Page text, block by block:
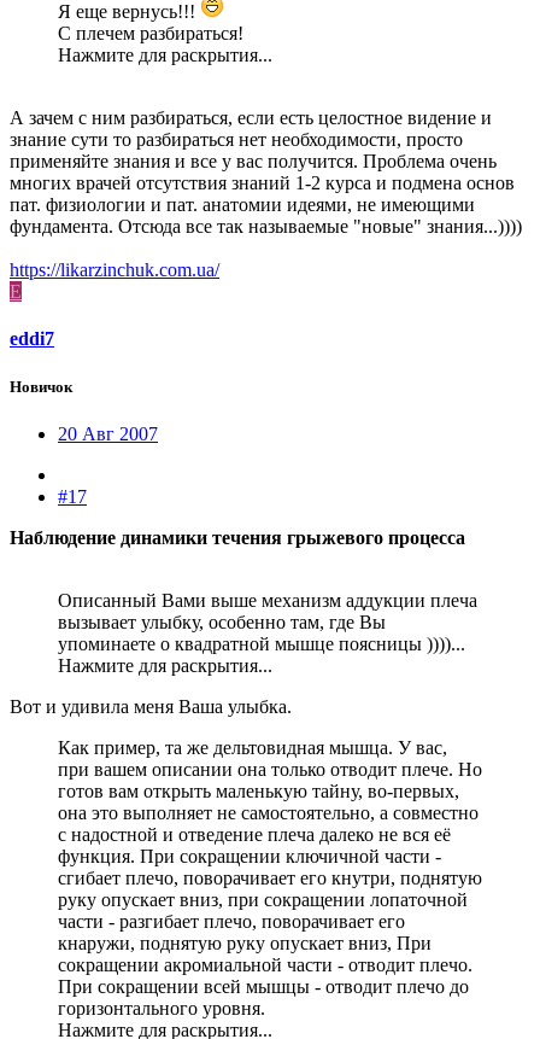
Я еще вернусь!!!
С плечем разбираться!
Нажмите для раскрытия...
А зачем с ним разбираться, если есть целостное видение и
знание сути то разбираться нет необходимости, просто
применяйте знания и все у вас получится. Проблема очень
многих врачей отсутствия знаний 1-2 курса и подмена основ
пат. физиологии и пат. анатомии идеями, не имеющими
фундамента. Отсюда все так называемые "новые" знания...))))
https://likarzinchuk.com.ua/
E
eddi7
Новичок
20 Авг 2007
#17
Наблюдение динамики течения грыжевого процесса
Описанный Вами выше механизм аддукции плеча
вызывает улыбку, особенно там, где Вы
упоминаете о квадратной мышце поясницы ))))...
Нажмите для раскрытия...
Вот и удивила меня Ваша улыбка.
Как пример, та же дельтовидная мышца. У вас,
при вашем описании она только отводит плече. Но
готов вам открыть маленькую тайну, во-первых,
она это выполняет не самостоятельно, а совместно
с надостной и отведение плеча далеко не вся её
функция. При сокращении ключичной части -
сгибает плечо, поворачивает его кнутри, поднятую
руку опускает вниз, при сокращении лопаточной
части - разгибает плечо, поворачивает его
кнаружи, поднятую руку опускает вниз, При
сокращении акромиальной части - отводит плечо.
При сокращении всей мышцы - отводит плечо до
горизонтального уровня.
Нажмите для раскрытия...